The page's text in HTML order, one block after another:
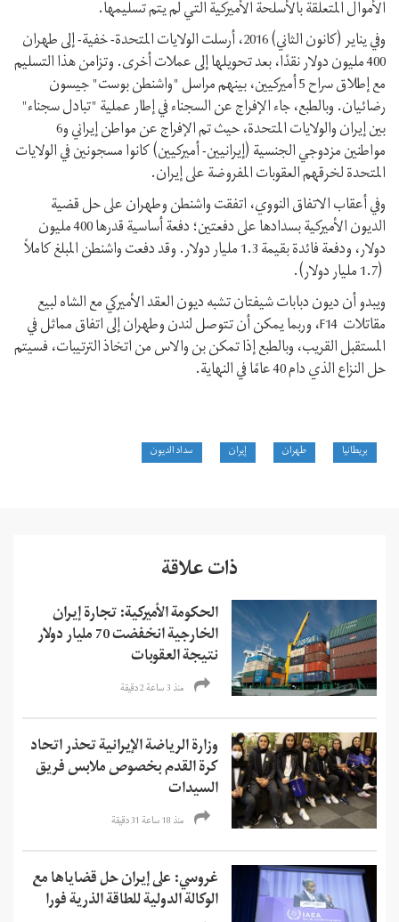
الأموال المتعلقة بالأسلحة الأميركية التي لم يتم تسليمها.
وفي يناير (كانون الثاني) 2016، أرسلت الولايات المتحدة- خفية- إلى طهران
400 مليون دولار نقدًا، بعد تحويلها إلى عملات أخرى. وتزامن هذا التسليم
مع إطلاق سراح 5 أميركيين، بينهم مراسل "واشنطن بوست" جيسون
رضائيان. وبالطبع، جاء الإفراج عن السجناء في إطار عملية "تبادل سجناء"
بين إيران والولايات المتحدة، حيث تم الإفراج عن مواطن إيراني و6
مواطنين مزدوجي الجنسية (إيرانيين- أميركيين) كانوا مسجونين في الولايات
المتحدة لخرقهم العقوبات المفروضة على إيران.
وفي أعقاب الاتفاق النووي، اتفقت واشنطن وطهران على حل قضية
الديون الأميركية بسدادها على دفعتين؛ دفعة أساسية قدرها 400 مليون
دولار، ودفعة فائدة بقيمة 1.3 مليار دولار. وقد دفعت واشنطن المبلغ كاملاً
(1.7 مليار دولار).
ويبدو أن ديون دبابات شيفتان تشبه ديون العقد الأميركي مع الشاه لبيع
مقاتلات F14، وربما يمكن أن تتوصل لندن وطهران إلى اتفاق مماثل في
المستقبل القريب، وبالطبع إذا تمكن بن والاس من اتخاذ الترتيبات، فسيتم
حل النزاع الذي دام 40 عامًا في النهاية.
بريطانيا طهران إيران سداد الديون
ذات علاقة
الحكومة الأميركية: تجارة إيران
الخارجية انخفضت 70 مليار دولار
نتيجة العقوبات
منذ 3 ساعة 2 دقیقة
وزارة الرياضة الإيرانية تحذر اتحاد
كرة القدم بخصوص ملابس فريق
السيدات
منذ 18 ساعة 31 دقیقة
غروسي: على إيران حل قضاياها مع
الوكالة الدولية للطاقة الذرية فورا